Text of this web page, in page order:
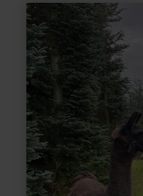
en
savoir
plus
sur
:
Waldbaden
mit
Lamas
&amp;
Alpakas